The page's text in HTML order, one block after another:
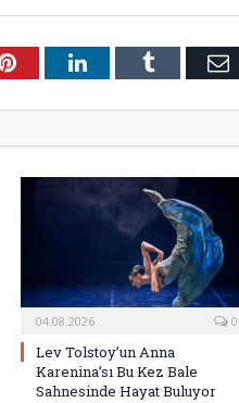
PinterestLinkedInTumblr E-
04.08.2026 0
Lev Tolstoy’un Anna
Karenina’sı Bu Kez Bale
Sahnesinde Hayat Buluyor